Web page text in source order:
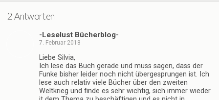
2 Antworten
-Leselust Bücherblog-
7. Februar 2018
Liebe Silvia,
Ich lese das Buch gerade und muss sagen, dass der
Funke bisher leider noch nicht übergesprungen ist. Ich
lese auch relativ viele Bücher über den zweiten
Weltkrieg und finde es sehr wichtig, sich immer wieder